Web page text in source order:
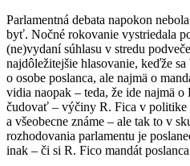
Parlamentná debata napokon
byť. Nočné rokovanie vystriedala
(ne)vydaní súhlasu v stredu
najdôležitejšie hlasovanie, keďže
o osobe poslanca, ale najmä o
vidia naopak – teda, že ide najmä o
čudovať – výčiny R. Fica v politike
a všeobecne známe – ale tak to v
rozhodovania parlamentu je
inak – či si R. Fico mandát